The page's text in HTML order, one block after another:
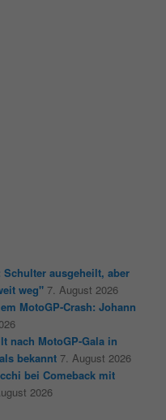
Schulter ausgeheilt, aber
weg" 7. August 2026
MotoGP-Crash: Johann
nach MotoGP-Gala in
bekannt 7. August 2026
bei Comeback mit
2026